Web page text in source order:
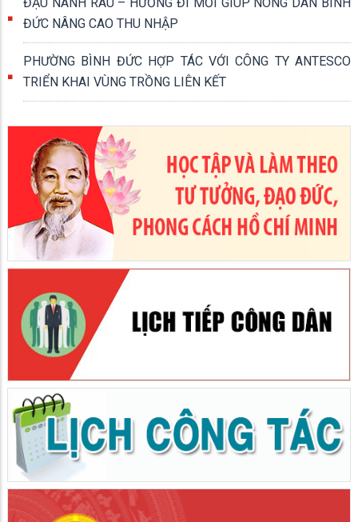
ĐỨC NÂNG CAO THU NHẬP
PHƯỜNG BÌNH ĐỨC HỢP TÁC VỚI CÔNG TY ANTESCO
TRIỂN KHAI VÙNG TRỒNG LIÊN KẾT